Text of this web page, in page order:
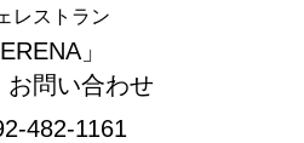
レストラン
」
お問い合わせ
482-1161